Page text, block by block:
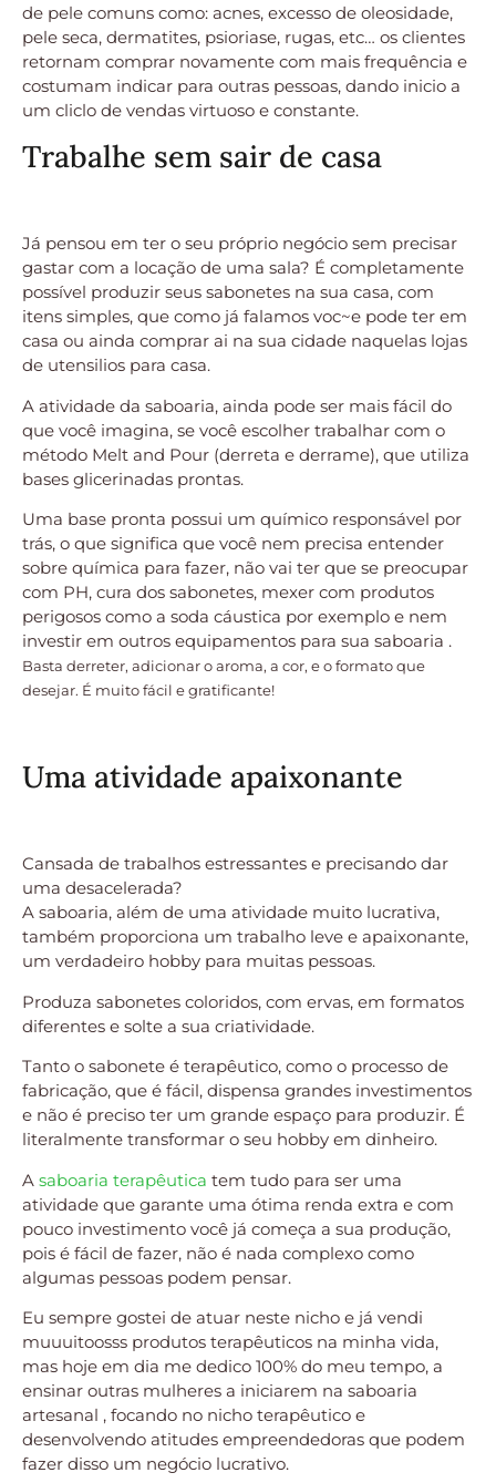
de pele comuns como: acnes, excesso de oleosidade,
pele seca, dermatites, psioriase, rugas, etc… os clientes
retornam comprar novamente com mais frequência e
costumam indicar para outras pessoas, dando inicio a
um cliclo de vendas virtuoso e constante.
Trabalhe sem sair de casa
Já pensou em ter o seu próprio negócio sem precisar
gastar com a locação de uma sala? É completamente
possível produzir seus sabonetes na sua casa, com
itens simples, que como já falamos voc~e pode ter em
casa ou ainda comprar ai na sua cidade naquelas lojas
de utensilios para casa.
A atividade da saboaria, ainda pode ser mais fácil do
que você imagina, se você escolher trabalhar com o
método Melt and Pour (derreta e derrame), que utiliza
bases glicerinadas prontas.
Uma base pronta possui um químico responsável por
trás, o que significa que você nem precisa entender
sobre química para fazer, não vai ter que se preocupar
com PH, cura dos sabonetes, mexer com produtos
perigosos como a soda cáustica por exemplo e nem
investir em outros equipamentos para sua saboaria .
Basta derreter, adicionar o aroma, a cor, e o formato que
desejar. É muito fácil e gratificante!
Uma atividade apaixonante
Cansada de trabalhos estressantes e precisando dar
uma desacelerada?
A saboaria, além de uma atividade muito lucrativa,
também proporciona um trabalho leve e apaixonante,
um verdadeiro hobby para muitas pessoas.
Produza sabonetes coloridos, com ervas, em formatos
diferentes e solte a sua criatividade.
Tanto o sabonete é terapêutico, como o processo de
fabricação, que é fácil, dispensa grandes investimentos
e não é preciso ter um grande espaço para produzir. É
literalmente transformar o seu hobby em dinheiro.
A saboaria terapêutica tem tudo para ser uma
atividade que garante uma ótima renda extra e com
pouco investimento você já começa a sua produção,
pois é fácil de fazer, não é nada complexo como
algumas pessoas podem pensar.
Eu sempre gostei de atuar neste nicho e já vendi
muuuitoosss produtos terapêuticos na minha vida,
mas hoje em dia me dedico 100% do meu tempo, a
ensinar outras mulheres a iniciarem na saboaria
artesanal , focando no nicho terapêutico e
desenvolvendo atitudes empreendedoras que podem
fazer disso um negócio lucrativo.